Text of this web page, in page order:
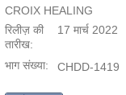
CROIX HEALING
17 मार्च 2022
रिलीज़ की
तारीख:
भाग संख्या:
CHDD-1419